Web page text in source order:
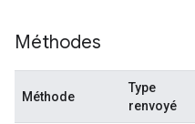
Méthodes
Méthode
Type
renvoyé